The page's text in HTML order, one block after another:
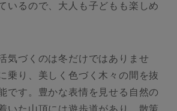
いるので、大人も子どもも楽しめ
気づくのは冬だけではありませ
乗り、美しく色づく木々の間を抜
です。豊かな表情を見せる自然の